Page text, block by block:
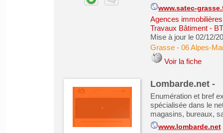
www.satec-
Agences
Travaux Bâtiment -
Mise à jour le 02/12/
Grasse- 06 Alpes-
Voir la fiche
Lombarde.net -
Enumération et bref
spécialisée dans le
magasins, bureaux,
www.lombarde.net